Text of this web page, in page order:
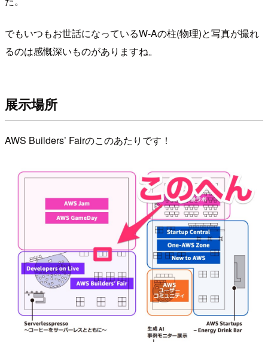
でもいつもお世話になっているW-Aの柱(物理)と写真が撮れ
るのは感慨深いものがありますね。
展示場所
AWS Buildersʼ Fairのこのあたりです！